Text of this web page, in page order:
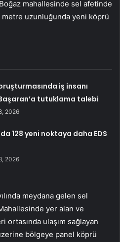
Boğaz mahallesinde sel afetinde
metre uzunluğunda yeni köprü
iş insanı
tutuklama talebi
2026
128 yeni noktaya daha EDS
2026
meydana gelen sel
yer alan ve
ortasında ulaşım sağlayan
bölgeye panel köprü